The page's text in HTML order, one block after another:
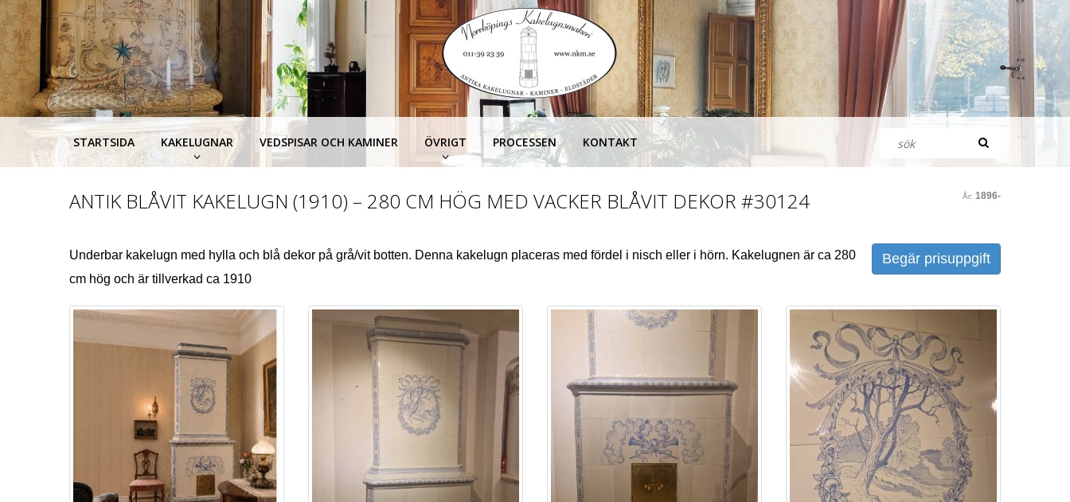
STARTSIDA KAKELUGNAR VEDSPISAR OCH KAMINER ÖVRIGT PROCESSEN KONTAKT
År: 1896-
ANTIK BLÅVIT KAKELUGN (1910) – 280 CM HÖG MED VACKER BLÅVIT DEKOR #30124
Begär prisuppgift
​Underbar kakelugn med hylla och blå dekor på grå/vit botten. Denna kakelugn placeras med fördel i nisch eller i hörn. Kakelugnen är ca 280
cm hög och är tillverkad ca 1910